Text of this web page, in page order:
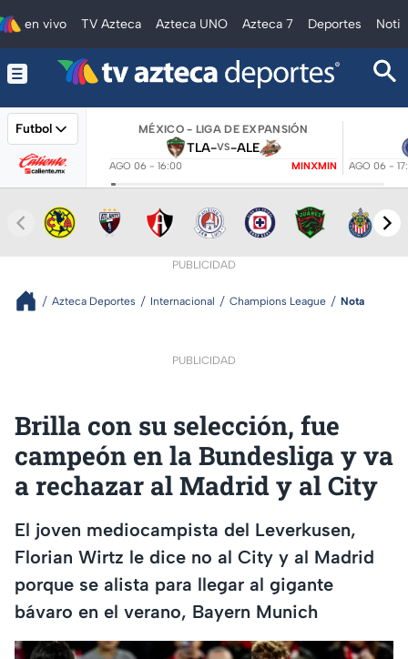
en vivo TV Azteca Azteca UNO Azteca 7 Deportes
Futbol MÉXICO - LIGA DE EXPANSIÓN
TLA-VS-ALE
AGO 06 - 16:00 MINXMIN AGO 06 -
PUBLICIDAD
Azteca Deportes Internacional Champions League Nota
PUBLICIDAD
Brilla con su selección, fue
campeón en la Bundesliga y va
a rechazar al Madrid y al City
El joven mediocampista del Leverkusen,
Florian Wirtz le dice no al City y al Madrid
porque se alista para llegar al gigante
bávaro en el verano, Bayern Munich